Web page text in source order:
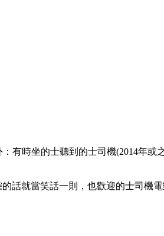
時坐的士聽到的士司機(2014年或
話就當笑話一則，也歡迎的士司機電